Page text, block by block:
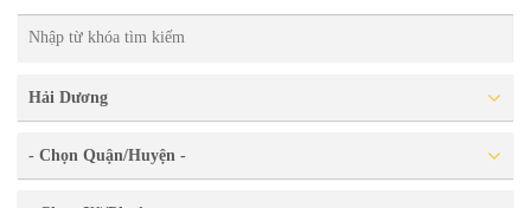
Hải Dương
- Chọn Quận/Huyện -